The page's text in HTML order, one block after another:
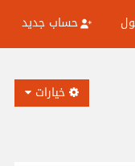
حساب جديد
خيارات